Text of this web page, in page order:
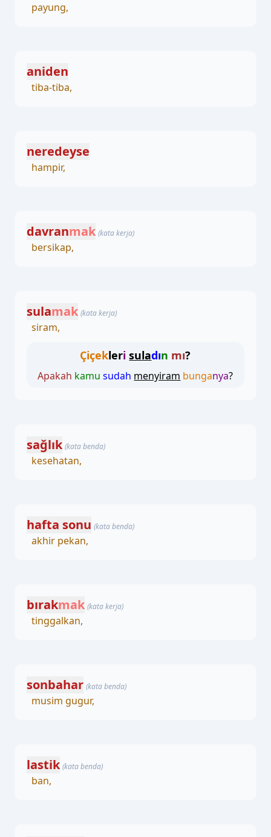
payung,
aniden
tiba-tiba,
neredeyse
hampir,
davranmak (kata kerja)
bersikap,
sulamak (kata kerja)
siram,
Çiçekleri suladın mı?
Apakah kamu sudah menyiram bunganya?
sağlık (kata benda)
kesehatan,
hafta sonu (kata benda)
akhir pekan,
bırakmak (kata kerja)
tinggalkan,
sonbahar (kata benda)
musim gugur,
lastik (kata benda)
ban,